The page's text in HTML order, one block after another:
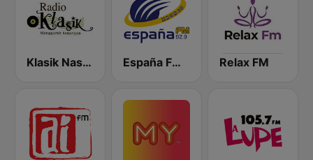
Klasik Nasional FM España FM 92.9 FM Relax FM